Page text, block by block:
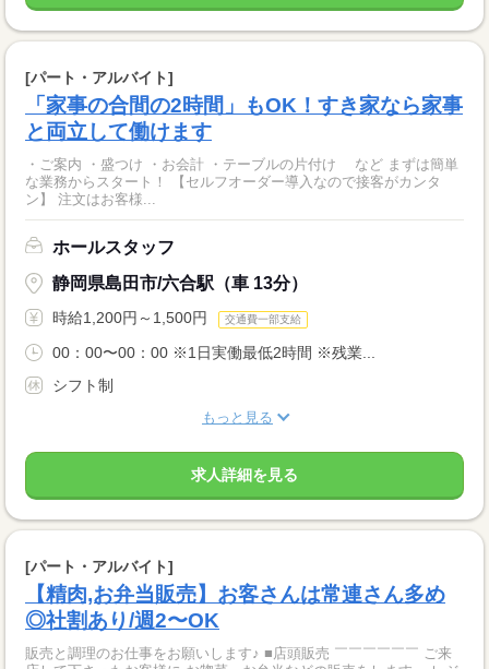
[パート・アルバイト]
「家事の合間の2時間」もOK！すき家なら家事
と両立して働けます
・ご案内 ・盛つけ ・お会計 ・テーブルの片付け など まずは簡単
な業務からスタート！ 【セルフオーダー導入なので接客がカンタ
ン】 注文はお客様...
ホールスタッフ
静岡県島田市/六合駅（車 13分）
時給1,200円～1,500円 交通費一部支給
00：00〜00：00 ※1日実働最低2時間 ※残業...
シフト制
もっと見る
求人詳細を見る
[パート・アルバイト]
【精肉,お弁当販売】お客さんは常連さん多め
◎社割あり/週2〜OK
販売と調理のお仕事をお願いします♪ ■店頭販売 ￣￣￣￣￣￣ ご来